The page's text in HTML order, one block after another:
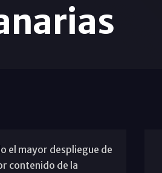
el mayor despliegue de
contenido de la